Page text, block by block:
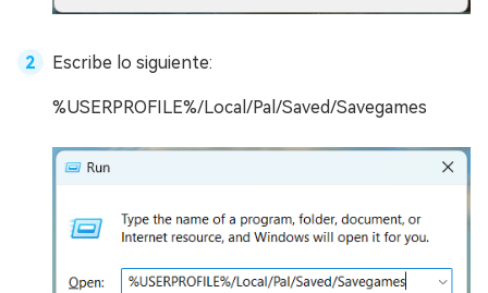
Escribe lo siguiente:
%USERPROFILE%/Local/Pal/Saved/Savegames